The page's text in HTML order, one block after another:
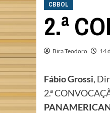
CBBOL
2.ª
Bira Teodoro 14
Fábio Grossi,
2.ª